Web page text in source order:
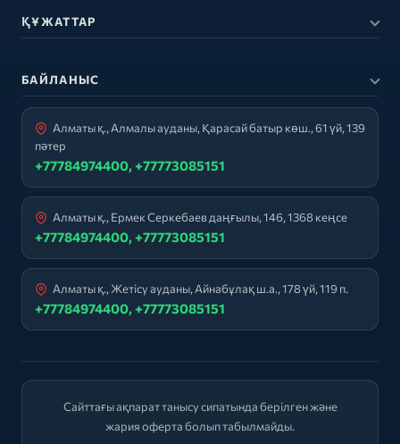
ҚҰЖАТТАР
БАЙЛАНЫС
Алматы қ., Алмалы ауданы, Қарасай батыр көш., 61 үй, 139
пәтер
+77784974400, +77773085151
Алматы қ., Ермек Серкебаев даңғылы, 146, 1368 кеңсе
+77784974400, +77773085151
Алматы қ., Жетісу ауданы, Айнабұлақ ш.а., 178 үй, 119 п.
+77784974400, +77773085151
Сайттағы ақпарат танысу сипатында берілген және
жария оферта болып табылмайды.